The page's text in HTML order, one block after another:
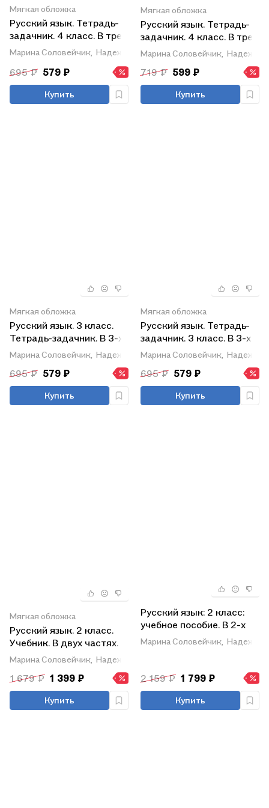
Мягкая обложка
Русский язык. Тетрадь-
задачник. 4 класс. В трех
частях. Часть 3
Марина Соловейчик, Надежда Кузьменко
695 ₽ 579 ₽
Купить
Мягкая обложка
Русский язык. Тетрадь-
задачник. 4 класс. В трех
частях. Часть 2
Марина Соловейчик, Надежда
719 ₽ 599 ₽
Купить
Мягкая обложка
Русский язык. 3 класс.
Тетрадь-задачник. В 3-х
частях. Часть 1
Марина Соловейчик, Надежда Кузьменко
695 ₽ 579 ₽
Купить
Мягкая обложка
Русский язык. Тетрадь-
задачник. 3 класс. В 3-х
частях. Часть 2
Марина Соловейчик, Надежда
695 ₽ 579 ₽
Купить
Мягкая обложка
Русский язык. 2 класс.
Учебник. В двух частях.
Часть 1
Марина Соловейчик, Надежда Кузьменко
1 679 ₽ 1 399 ₽
Купить
Русский язык: 2 класс:
учебное пособие. В 2-х
частях. Часть 1
Марина Соловейчик, Надежда
2 159 ₽ 1 799 ₽
Купить